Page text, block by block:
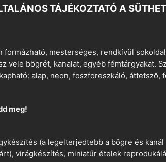
TÁJÉKOZTATÓ A
mesterséges, rendkívül
vele bögrét, kanalat, egyéb fémtárgyakat.
alap, neon, foszforeszkáló,
meg!
(a legelterjedtebb a bögre és
virágkészítés, miniatűr ételek